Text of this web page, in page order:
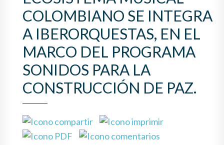
COLOMBIANO SE INTEGRA
A IBERORQUESTAS, EN EL
MARCO DEL PROGRAMA
SONIDOS PARA LA
CONSTRUCCIÓN DE PAZ.